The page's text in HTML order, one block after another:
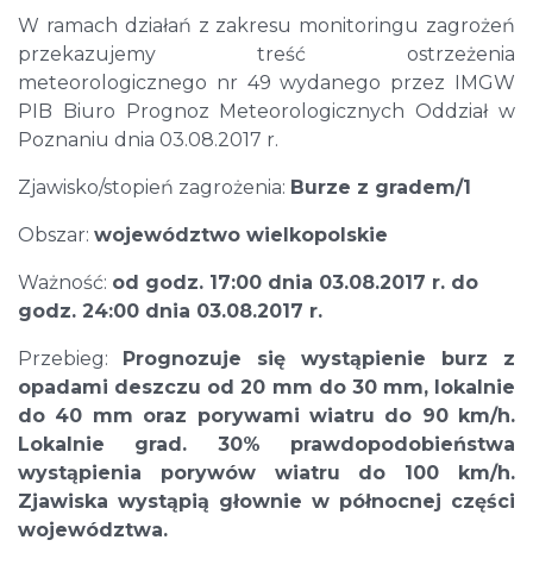
W ramach działań z zakresu monitoringu zagrożeń
przekazujemy treść ostrzeżenia
meteorologicznego nr 49 wydanego przez IMGW
PIB Biuro Prognoz Meteorologicznych Oddział w
Poznaniu dnia 03.08.2017 r.
Zjawisko/stopień zagrożenia: Burze z gradem/1
Obszar: województwo wielkopolskie
Ważność: od godz. 17:00 dnia 03.08.2017 r. do
godz. 24:00 dnia 03.08.2017 r.
Przebieg: Prognozuje się wystąpienie burz z
opadami deszczu od 20 mm do 30 mm, lokalnie
do 40 mm oraz porywami wiatru do 90 km/h.
Lokalnie grad. 30% prawdopodobieństwa
wystąpienia porywów wiatru do 100 km/h.
Zjawiska wystąpią głownie w północnej części
województwa.